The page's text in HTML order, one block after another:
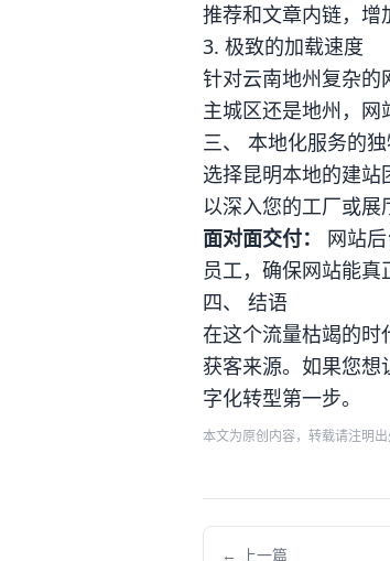
推荐和文章内链，增
3. 极致的加载速度
针对云南地州复杂的
主城区还是地州，网
三、 本地化服务的
选择昆明本地的建站
以深入您的工厂或
面对面交付：
网站
员工，确保网站能真
四、 结语
在这个流量枯竭的时
获客来源。如果您
字化转型第一步。
本文为原创内容，转载请注明出
← 上一篇